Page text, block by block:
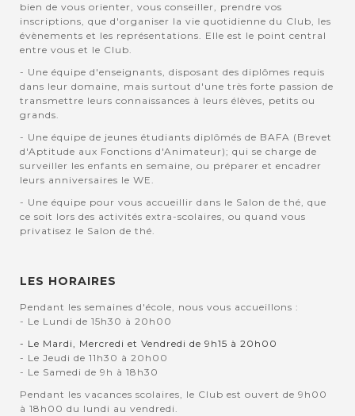
bien de vous orienter, vous conseiller, prendre vos
inscriptions, que d'organiser la vie quotidienne du Club, les
évènements et les représentations. Elle est le point central
entre vous et le Club.
- Une équipe d'enseignants, disposant des diplômes requis
dans leur domaine, mais surtout d'une très forte passion de
transmettre leurs connaissances à leurs élèves, petits ou
grands.
- Une équipe de jeunes étudiants diplômés de BAFA (Brevet
d'Aptitude aux Fonctions d'Animateur); qui se charge de
surveiller les enfants en semaine, ou préparer et encadrer
leurs anniversaires le WE.
- Une équipe pour vous accueillir dans le Salon de thé, que
ce soit lors des activités extra-scolaires, ou quand vous
privatisez le Salon de thé.
LES HORAIRES
Pendant les semaines d'école, nous vous accueillons :
- Le Lundi de 15h30 à 20h00
- Le Mardi, Mercredi et Vendredi de 9h15 à 20h00
- Le Jeudi de 11h30 à 20h00
- Le Samedi de 9h à 18h30
Pendant les vacances scolaires, le Club est ouvert de 9h00
à 18h00 du lundi au vendredi.